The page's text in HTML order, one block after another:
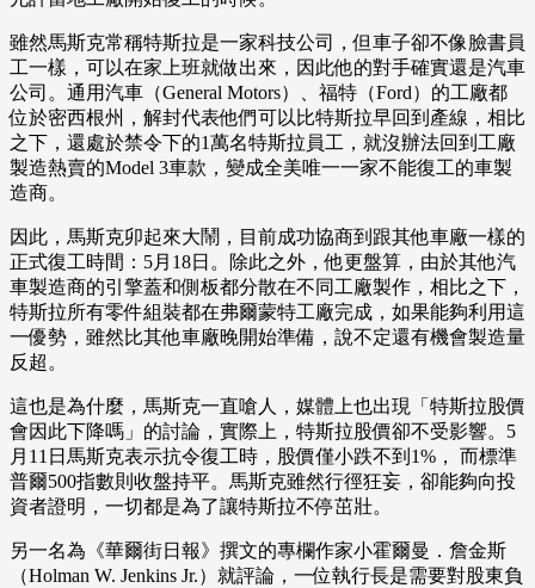
雖然馬斯克常稱特斯拉是一家科技公司，但車子卻不像臉書員
工一樣，可以在家上班就做出來，因此他的對手確實還是汽車
公司。通用汽車（General Motors）、福特（Ford）的工廠都
位於密西根州，解封代表他們可以比特斯拉早回到產線，相比
之下，還處於禁令下的1萬名特斯拉員工，就沒辦法回到工廠
製造熱賣的Model 3車款，變成全美唯一一家不能復工的車製
造商。
因此，馬斯克卯起來大鬧，目前成功協商到跟其他車廠一樣的
正式復工時間：5月18日。除此之外，他更盤算，由於其他汽
車製造商的引擎蓋和側板都分散在不同工廠製作，相比之下，
特斯拉所有零件組裝都在弗爾蒙特工廠完成，如果能夠利用這
一優勢，雖然比其他車廠晚開始準備，說不定還有機會製造量
反超。
這也是為什麼，馬斯克一直嗆人，媒體上也出現「特斯拉股價
會因此下降嗎」的討論，實際上，特斯拉股價卻不受影響。5
月11日馬斯克表示抗令復工時，股價僅小跌不到1%， 而標準
普爾500指數則收盤持平。馬斯克雖然行徑狂妄，卻能夠向投
資者證明，一切都是為了讓特斯拉不停茁壯。
另一名為《華爾街日報》撰文的專欄作家小霍爾曼．詹金斯
（Holman W. Jenkins Jr.）就評論，一位執行長是需要對股東負